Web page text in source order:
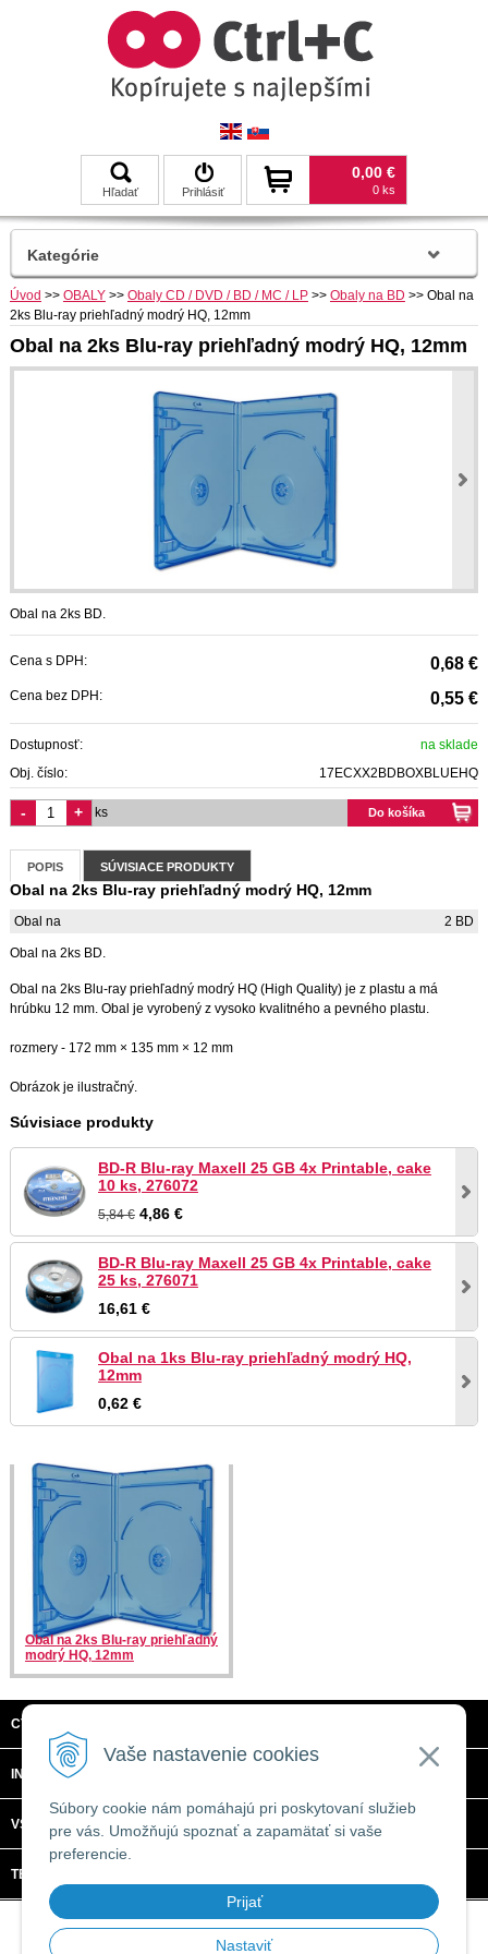
Vaše nastavenie cookies
Súbory cookie nám pomáhajú pri poskytovaní služieb
pre vás. Umožňujú spoznať a zapamätať si vaše
preferencie.
Prijať
Nastaviť
Hľadať Prihlásiť
0,00 €
0 ks
Úvod >> OBALY >> Obaly CD / DVD / BD / MC / LP >> Obaly na BD >> Obal na
2ks Blu-ray priehľadný modrý HQ, 12mm
Obal na 2ks Blu-ray priehľadný modrý HQ, 12mm
Obal na 2ks BD.
Cena s DPH: 0,68 €
Cena bez DPH: 0,55 €
Dostupnosť:
na sklade
Obj. číslo:
17ECXX2BDBOXBLUEHQ
Do košíka
- + ks
POPIS SÚVISIACE PRODUKTY
Obal na 2ks Blu-ray priehľadný modrý HQ, 12mm
Obal na 2 BD
Obal na 2ks BD.
Obal na 2ks Blu-ray priehľadný modrý HQ (High Quality) je z plastu a má
hrúbku 12 mm. Obal je vyrobený z vysoko kvalitného a pevného plastu.
rozmery - 172 mm × 135 mm × 12 mm
Obrázok je ilustračný.
Súvisiace produkty
BD-R Blu-ray Maxell 25 GB 4x Printable, cake
10 ks, 276072
5,84 €4,86 €
BD-R Blu-ray Maxell 25 GB 4x Printable, cake
25 ks, 276071
16,61 €
Obal na 1ks Blu-ray priehľadný modrý HQ,
12mm
0,62 €
Obal na 2ks Blu-ray priehľadný
modrý HQ, 12mm
Kategórie
CTRL + C, S.R.O.
INFORMÁCIE
VŠETKO O NÁKUPE
TECHNICKÉ ŠPECIFIKÁCIE
© 2026 CTRL + C, s.r.o. • tvorba eshopu cez UNIobchod
spoločnosti
WEBYGROUP